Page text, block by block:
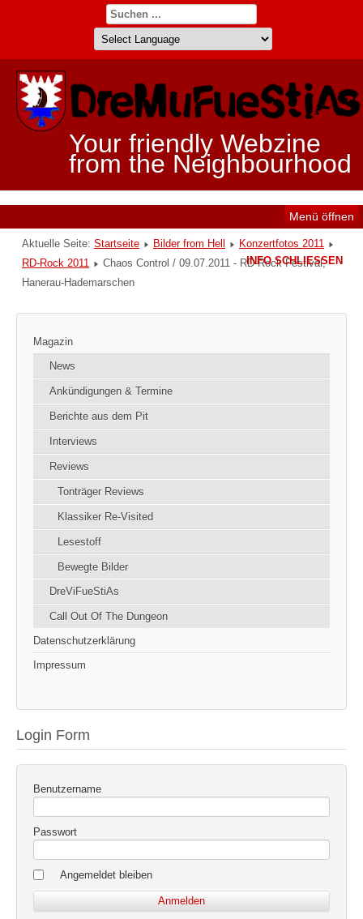
Your friendly Webzine
from the Neighbourhood
Menü öffnen
Aktuelle Seite: Startseite Bilder from Hell
Konzertfotos 2011
RD-Rock 2011
Chaos Control / 09.07.2011 - RD-Rock Festival,
Hanerau-Hademarschen
Magazin
News
Ankündigungen & Termine
Berichte aus dem Pit
Interviews
Reviews
Tonträger Reviews
Klassiker Re-Visited
Lesestoff
Bewegte Bilder
DreViFueStiAs
Call Out Of The Dungeon
Datenschutzerklärung
Impressum
Login Form
Benutzername
Passwort
Angemeldet bleiben
INFO SCHLIESSEN